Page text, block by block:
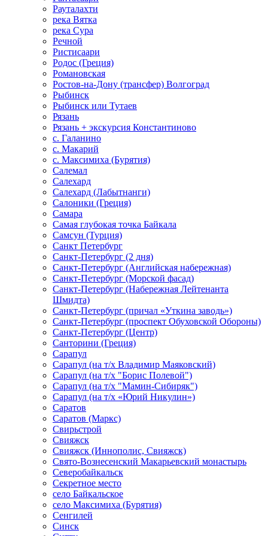
Рауталахти
река Вятка
река Сура
Речной
Ристисаари
Родос (Греция)
Романовская
Ростов-на-Дону (трансфер) Волгоград
Рыбинск
Рыбинск или Тутаев
Рязань
Рязань + экскурсия Константиново
с. Галанино
с. Макарий
с. Максимиха (Бурятия)
Салемал
Салехард
Салехард (Лабытнанги)
Салоники (Греция)
Самара
Самая глубокая точка Байкала
Самсун (Турция)
Санкт Петербург
Санкт-Петербург (2 дня)
Санкт-Петербург (Английская набережная)
Санкт-Петербург (Морской фасад)
Санкт-Петербург (Набережная Лейтенанта
Шмидта)
Санкт-Петербург (причал «Уткина заводь»)
Санкт-Петербург (проспект Обуховской Обороны)
Санкт-Петербург (Центр)
Санторини (Греция)
Сарапул
Сарапул (на т/х Владимир Маяковский)
Сарапул (на т/х "Борис Полевой")
Сарапул (на т/х "Мамин-Сибиряк")
Сарапул (на т/х «Юрий Никулин»)
Саратов
Саратов (Маркс)
Свирьстрой
Свияжск
Свияжск (Иннополис, Свияжск)
Свято-Вознесенский Макарьевский монастырь
Северобайкальск
Секретное место
село Байкальское
село Максимиха (Бурятия)
Сенгилей
Синск